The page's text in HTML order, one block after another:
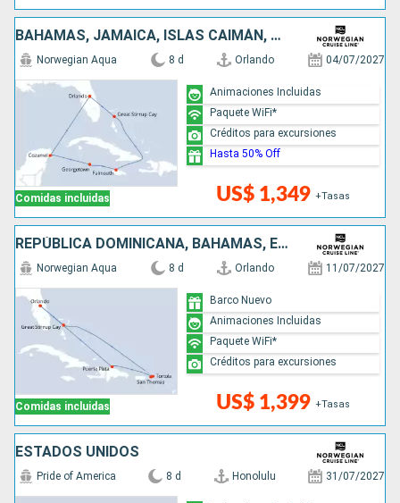
BAHAMAS, JAMAICA, ISLAS CAIMÁN, MÉXICO, ESTADOS UNIDOS
Comidas incluidas
Norwegian Aqua 8 d Orlando 04/07/2027
US$ 1,349 +Tasas
Animaciones Incluidas
Paquete WiFi*
Créditos para excursiones
Hasta 50% Off
REPÚBLICA DOMINICANA, BAHAMAS, ESTADOS UNIDOS
Comidas incluidas
Norwegian Aqua 8 d Orlando 11/07/2027
US$ 1,399 +Tasas
Barco Nuevo
Animaciones Incluidas
Paquete WiFi*
Créditos para excursiones
ESTADOS UNIDOS
Pride of America 8 d Honolulu 31/07/2027